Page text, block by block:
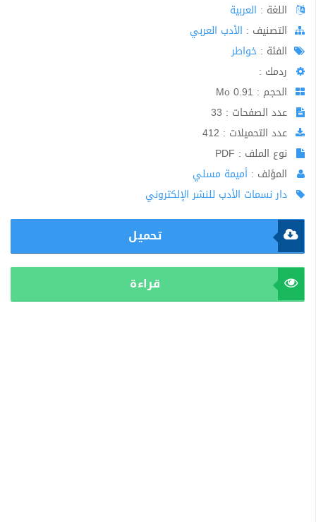
اللغة : العربية
اﻟﺘﺼﻨﻴﻒ : الأدب العربي
الفئة : خواطر
ردمك :
الحجم : 0.91 Mo
عدد الصفحات : 33
عدد التحميلات : 412
نوع الملف : PDF
المؤلف : أميمة مسلي
دار نسمات الأدب للنشر الإلكتروني
تحميل
قراءة